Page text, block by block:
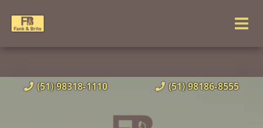
(51) 98318-1110 (51) 98186-8555